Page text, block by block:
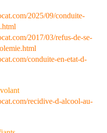
2025/09/conduite-
2017/03/refus-de-se-
conduite-en-etat-d-
recidive-d-alcool-au-